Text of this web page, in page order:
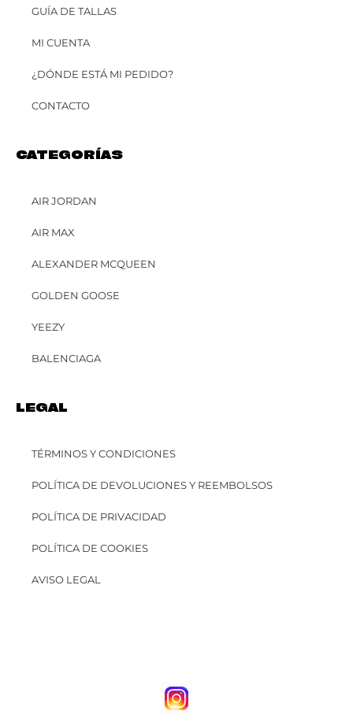
GUÍA DE TALLAS
MI CUENTA
¿DÓNDE ESTÁ MI PEDIDO?
CONTACTO
CATEGORÍAS
AIR JORDAN
AIR MAX
ALEXANDER MCQUEEN
GOLDEN GOOSE
YEEZY
BALENCIAGA
LEGAL
TÉRMINOS Y CONDICIONES
POLÍTICA DE DEVOLUCIONES Y REEMBOLSOS
POLÍTICA DE PRIVACIDAD
POLÍTICA DE COOKIES
AVISO LEGAL